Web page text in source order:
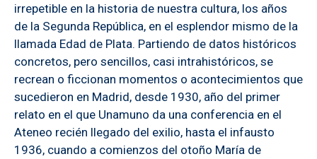
irrepetible en la historia de nuestra cultura, los años
de la Segunda República, en el esplendor mismo de la
llamada Edad de Plata. Partiendo de datos históricos
concretos, pero sencillos, casi intrahistóricos, se
recrean o ficcionan momentos o acontecimientos que
sucedieron en Madrid, desde 1930, año del primer
relato en el que Unamuno da una conferencia en el
Ateneo recién llegado del exilio, hasta el infausto
1936, cuando a comienzos del otoño María de